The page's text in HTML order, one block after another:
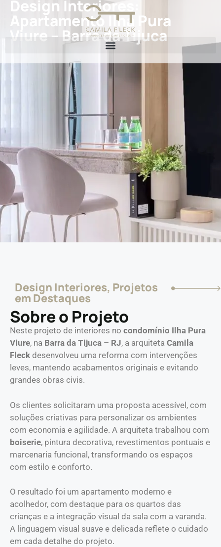
Design Interiores:
Apartamento Ilha Pura
Viure – Barra da Tijuca
Design Interiores, Projetos
em Destaques
Sobre o Projeto
Neste projeto de interiores no condomínio Ilha Pura
Viure, na Barra da Tijuca – RJ, a arquiteta Camila
Fleck desenvolveu uma reforma com intervenções
leves, mantendo acabamentos originais e evitando
grandes obras civis.
Os clientes solicitaram uma proposta acessível, com
soluções criativas para personalizar os ambientes
com economia e agilidade. A arquiteta trabalhou com
boiserie, pintura decorativa, revestimentos pontuais e
marcenaria funcional, transformando os espaços
com estilo e conforto.
O resultado foi um apartamento moderno e
acolhedor, com destaque para os quartos das
crianças e a integração visual da sala com a varanda.
A linguagem visual suave e delicada reflete o cuidado
em cada detalhe do projeto.